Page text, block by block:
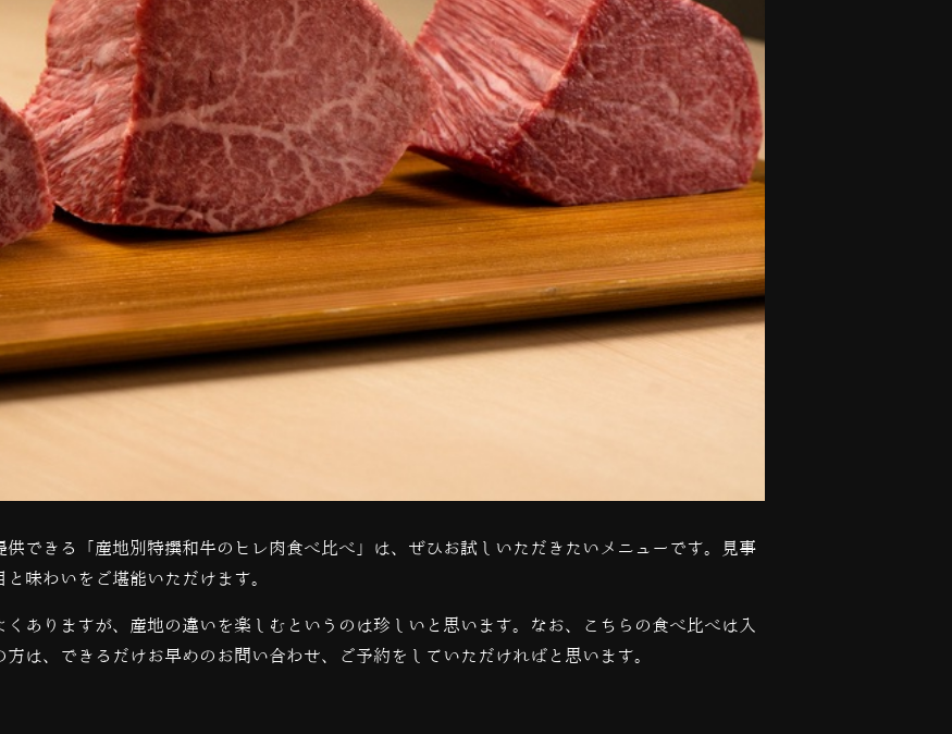
できる「産地別特撰和牛のヒレ肉食べ比べ」は、ぜひお試しいただきたいメニューです。見事
味わいをご堪能いただけます。
ありますが、産地の違いを楽しむというのは珍しいと思います。なお、こちらの食べ比べは入
は、できるだけお早めのお問い合わせ、ご予約をしていただければと思います。